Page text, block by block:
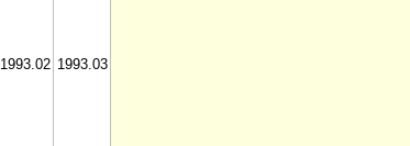
1993.02 1993.03